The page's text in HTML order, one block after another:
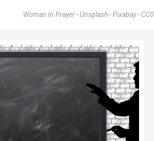
Woman In Prayer - Unsplash - Pixabay - CC0